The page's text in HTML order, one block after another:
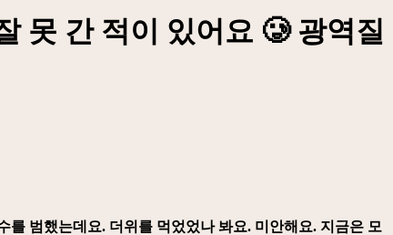
못 간 적이 있어요 🥲 광역질
범했는데요. 더위를 먹었었나 봐요. 미안해요. 지금은 모